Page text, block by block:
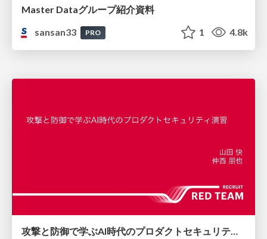
Master Dataグループ紹介資料
sansan33
PRO 1 4.8k
攻撃と防御で学ぶAI時代のプロダクトセキュリティ演習